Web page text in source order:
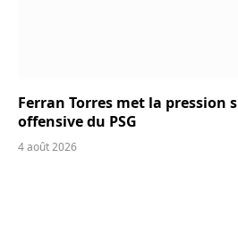
Ferran Torres met la pression
offensive du PSG
4 août 2026